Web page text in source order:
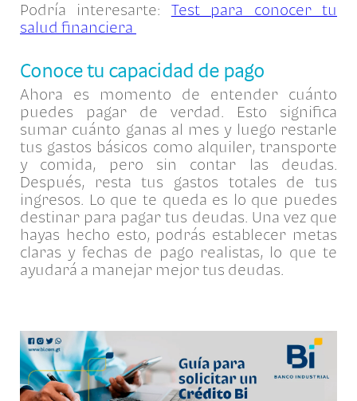
Podría interesarte: Test para conocer tu
salud financiera
Conoce tu capacidad de pago
Ahora es momento de entender cuánto
puedes pagar de verdad. Esto significa
sumar cuánto ganas al mes y luego restarle
tus gastos básicos como alquiler, transporte
y comida, pero sin contar las deudas.
Después, resta tus gastos totales de tus
ingresos. Lo que te queda es lo que puedes
destinar para pagar tus deudas. Una vez que
hayas hecho esto, podrás establecer metas
claras y fechas de pago realistas, lo que te
ayudará a manejar mejor tus deudas.